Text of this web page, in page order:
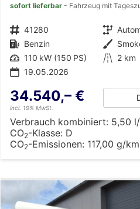
sofort lieferbar Fahrzeug mit
Fahrzeugnr. 41280 Getriebe
Kraftstoff Benzin Außenfarbe
Leistung 110 kW (150 PS) Kilometerstand 2 km
19.05.2026
34.540,– €
incl. 19% MwSt.
Verbrauch kombiniert: 5,50
CO2-Klasse: D
CO2-Emissionen: 117,00 g/km